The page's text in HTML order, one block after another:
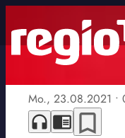
Mo., 23.08.2021 •
headphones chrome_reader_mode bookmark_border